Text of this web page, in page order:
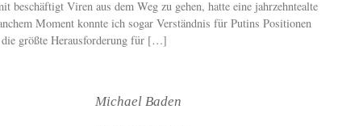
beschäftigt Viren aus dem Weg zu gehen, hatte eine jahrzehntealte
Moment konnte ich sogar Verständnis für Putins Positionen
größte Herausforderung für […]
Michael Baden